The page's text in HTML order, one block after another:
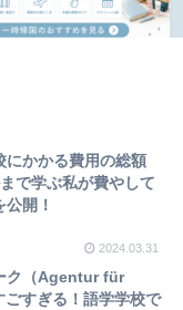
にかかる費用の総額
で学ぶ私が費やして
開！
2024.03.31
ク（Agentur für
すぎる！語学学校で